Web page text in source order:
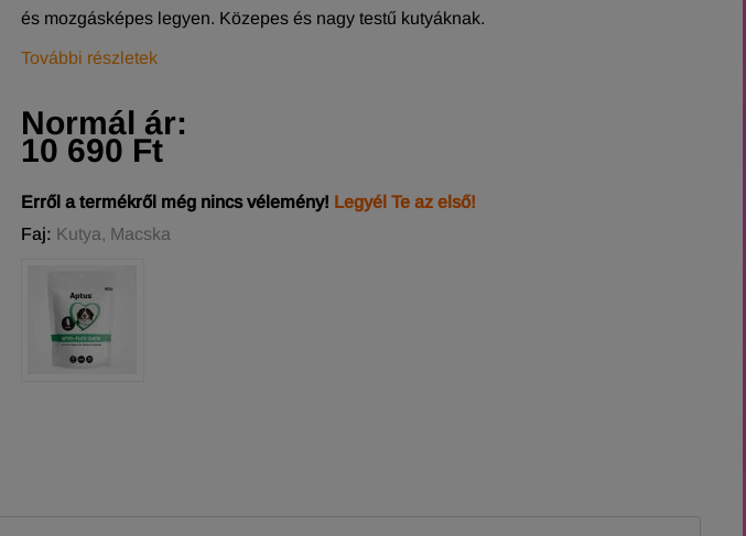
és mozgásképes legyen. Közepes és nagy testű kutyáknak.
További részletek
Normál ár:
10 690 Ft
Erről a termékről még nincs vélemény! Legyél Te az első!
Faj: Kutya, Macska